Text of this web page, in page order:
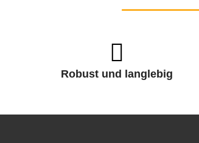
Robust und langlebig